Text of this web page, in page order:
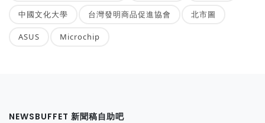
中國文化大學 台灣發明商品促進協會 北市圖
ASUS Microchip
NEWSBUFFET 新聞稿自助吧